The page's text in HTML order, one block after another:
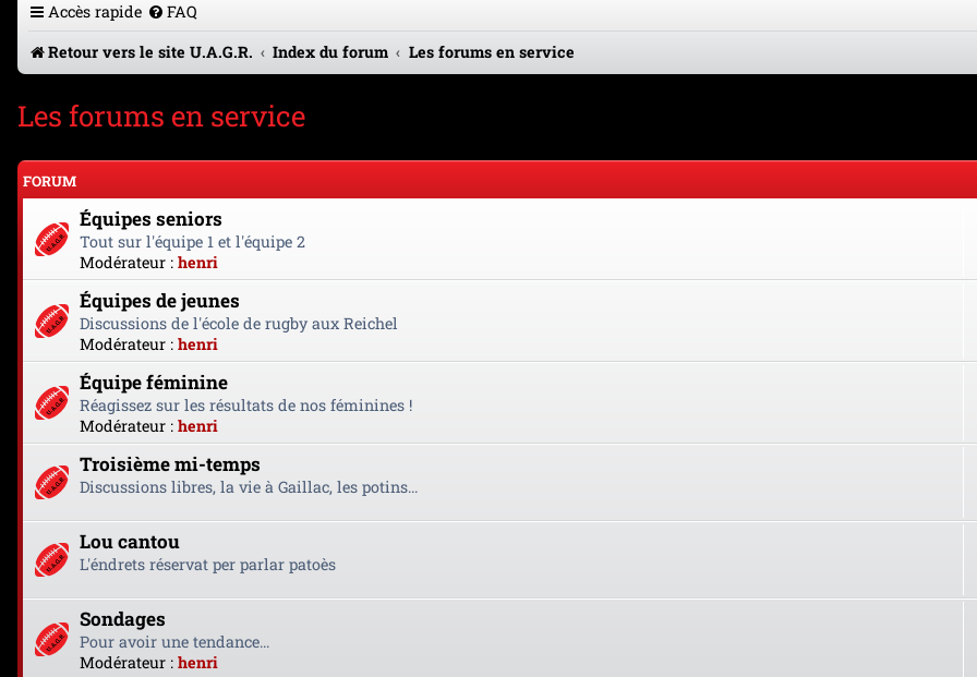
Accès rapide FAQ
Retour vers le site U.A.G.R.
Index du forum Les forums en service
Les forums en service
FORUM
Équipes seniors
Tout sur l'équipe 1 et l'équipe 2
Modérateur : henri
Équipes de jeunes
Discussions de l'école de rugby aux Reichel
Modérateur : henri
Équipe féminine
Réagissez sur les résultats de nos féminines !
Modérateur : henri
Troisième mi-temps
Discussions libres, la vie à Gaillac, les potins...
Lou cantou
L'éndrets réservat per parlar patoès
Sondages
Pour avoir une tendance...
Modérateur : henri